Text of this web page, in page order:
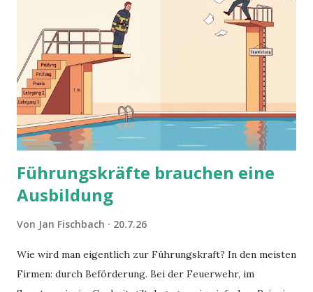
Führungskräfte brauchen eine
Ausbildung
Von Jan Fischbach 20.7.26
Wie wird man eigentlich zur Führungskraft? In den meisten
Firmen: durch Beförderung. Bei der Feuerwehr, im